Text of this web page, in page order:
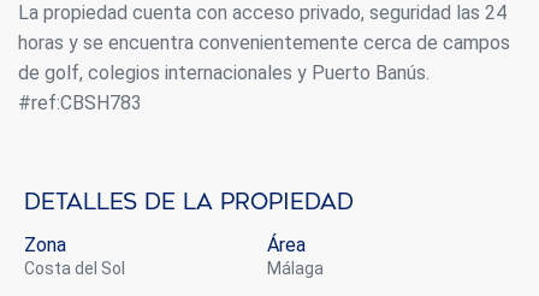
La propiedad cuenta con acceso privado, seguridad las 24
horas y se encuentra convenientemente cerca de campos
de golf, colegios internacionales y Puerto Banús.
#ref:CBSH783
Detalles de la propiedad
Zona
Costa del Sol
Área
Málaga